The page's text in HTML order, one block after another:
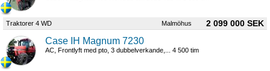
Traktorer 4 WD Malmöhus 2 099 000 SEK
Case IH Magnum 7230
AC, Frontlyft med pto, 3 dubbelverkande,... 4 500 tim